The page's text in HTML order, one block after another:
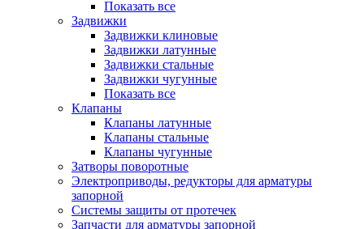
Показать все
Задвижки
Задвижки клиновые
Задвижки латунные
Задвижки стальные
Задвижки чугунные
Показать все
Клапаны
Клапаны латунные
Клапаны стальные
Клапаны чугунные
Затворы поворотные
Электроприводы, редукторы для арматуры
запорной
Системы защиты от протечек
Запчасти для арматуры запорной